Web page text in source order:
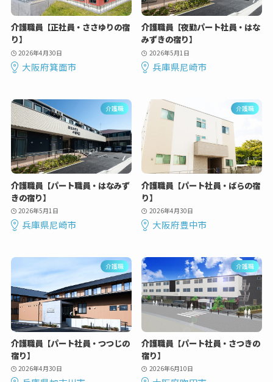
介護職員【正社員・ささゆりの宿
り】
2026年4月30日
大阪府箕面市
介護職員【夜勤パート社員・はな
みずきの宿り】
2026年5月1日
兵庫県尼崎市
介護職
介護職員【パート職員・はなみず
きの宿り】
2026年5月1日
兵庫県尼崎市
介護職
介護職員【パート社員・ばらの宿
り】
2026年4月30日
大阪府豊中市
介護職
介護職員【パート社員・つつじの
宿り】
2026年4月30日
介護職
介護職員【パート社員・さつきの
宿り】
2026年6月10日